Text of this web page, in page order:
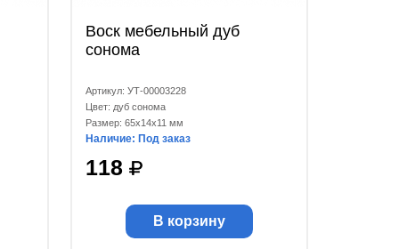
Воск мебельный дуб
сонома
Артикул: УТ-00003228
Цвет: дуб сонома
Размер: 65x14x11 мм
Наличие: Под заказ
118
В корзину